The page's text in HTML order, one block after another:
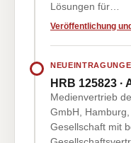
Lösungen für…
Veröffentlichung
HRB 125823
Medienvertrieb
GmbH,
Gesellschaft mit